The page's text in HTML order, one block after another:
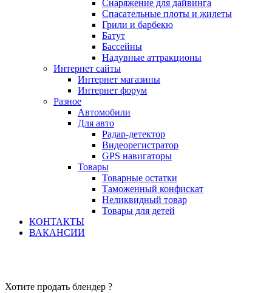
Снаряжение для дайвинга
Спасательные плоты и жилеты
Грили и барбекю
Батут
Бассейны
Надувные аттракционы
Интернет сайты
Интернет магазины
Интернет форум
Разное
Автомобили
Для авто
Радар-детектор
Видеорегистратор
GPS навигаторы
Товары
Товарные остатки
Таможенный конфискат
Неликвидный товар
Товары для детей
КОНТАКТЫ
ВАКАНСИИ
Хотите продать блендер ?